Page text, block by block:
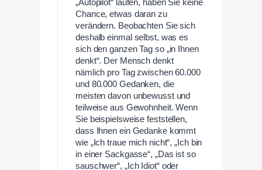
„Autopilot“ laufen, haben Sie keine
Chance, etwas daran zu
verändern. Beobachten Sie sich
deshalb einmal selbst, was es
sich den ganzen Tag so „in Ihnen
denkt“. Der Mensch denkt
nämlich pro Tag zwischen 60.000
und 80.000 Gedanken, die
meisten davon unbewusst und
teilweise aus Gewohnheit. Wenn
Sie beispielsweise feststellen,
dass Ihnen ein Gedanke kommt
wie „Ich traue mich nicht“, „Ich bin
in einer Sackgasse“, „Das ist so
sauschwer“, „Ich Idiot“ oder